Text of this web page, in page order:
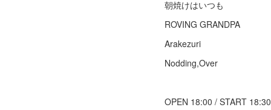
朝焼けはいつも
ROVING GRANDPA
Arakezuri
Nodding,Over
OPEN 18:00 / START 18:30